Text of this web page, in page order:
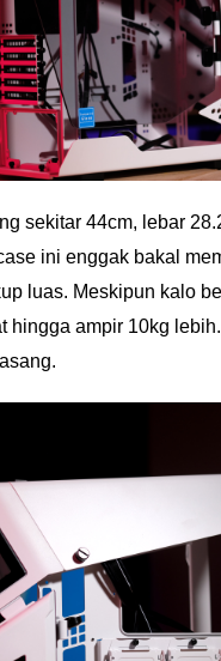
sekitar 44cm, lebar
ini enggak bakal
luas. Meskipun kalo
hingga ampir 10kg